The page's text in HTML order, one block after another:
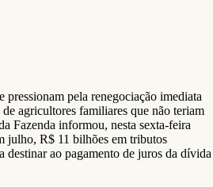
pressionam pela renegociação imediata
agricultores familiares que não teriam
Fazenda informou, nesta sexta-feira
julho, R$ 11 bilhões em tributos
destinar ao pagamento de juros da dívida